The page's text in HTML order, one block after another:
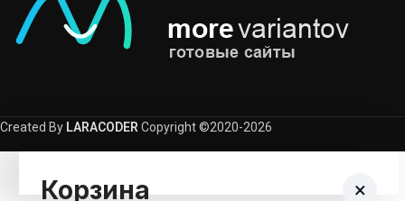
Created By LARACODER Copyright ©2020-2026
Корзина ×